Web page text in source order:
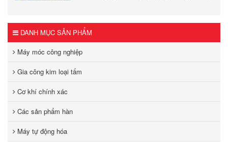
DANH MỤC SẢN PHẨM
Máy móc công nghiệp
Gia công kim loại tấm
Cơ khí chính xác
Các sản phẩm hàn
Máy tự động hóa